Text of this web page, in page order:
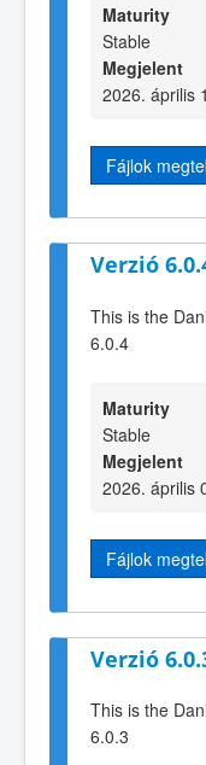
Maturity
Stable
Megjelent
2026. április
Fájlok
Verzió
This is the
6.0.4
Maturity
Stable
Megjelent
2026. április
Fájlok
Verzió
This is the
6.0.3